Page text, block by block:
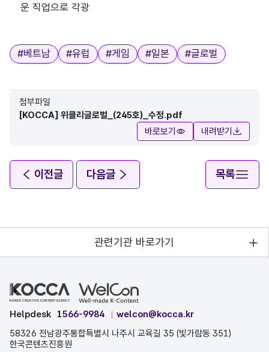
운 직업으로 각광
태그
#베트남 #유럽 #게임 #일본 #글로벌
첨부파일
[KOCCA] 위클리글로벌_(245호)_수정.pdf
바로보기
내려받기
이전글 다음글 목록
관련기관 바로가기
Helpdesk 1566-9984
welcon@kocca.kr
58326 전남광주통합특별시 나주시 교육길 35 (빛가람동 351)
한국콘텐츠진흥원